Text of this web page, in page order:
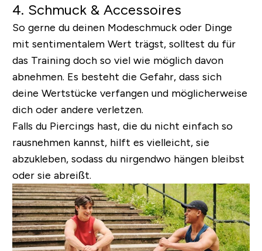
4. Schmuck & Accessoires
So gerne du deinen Modeschmuck oder Dinge
mit sentimentalem Wert trägst, solltest du für
das Training doch so viel wie möglich davon
abnehmen. Es besteht die Gefahr, dass sich
deine Wertstücke verfangen und möglicherweise
dich oder andere verletzen.
Falls du Piercings hast, die du nicht einfach so
rausnehmen kannst, hilft es vielleicht, sie
abzukleben, sodass du nirgendwo hängen bleibst
oder sie abreißt.